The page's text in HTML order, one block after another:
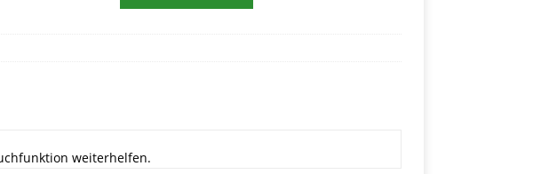
weiterhelfen.